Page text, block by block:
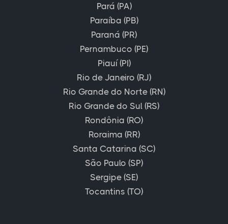
Pará (PA)
Paraíba (PB)
Paraná (PR)
Pernambuco (PE)
Piauí (PI)
Rio de Janeiro (RJ)
Rio Grande do Norte (RN)
Rio Grande do Sul (RS)
Rondônia (RO)
Roraima (RR)
Santa Catarina (SC)
São Paulo (SP)
Sergipe (SE)
Tocantins (TO)